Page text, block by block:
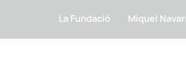
La Fundació Miquel